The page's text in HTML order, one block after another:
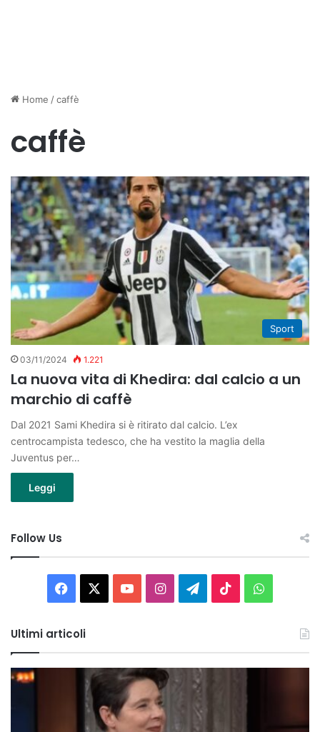
Home /caffè
caffè
Sport
03/11/2024 1.221
La nuova vita di Khedira: dal calcio a un
marchio di caffè
Dal 2021 Sami Khedira si è ritirato dal calcio. L’ex
centrocampista tedesco, che ha vestito la maglia della
Juventus per…
Leggi
Follow Us
Facebook You InstagramTelegram
TikTok
Ultimi articoli